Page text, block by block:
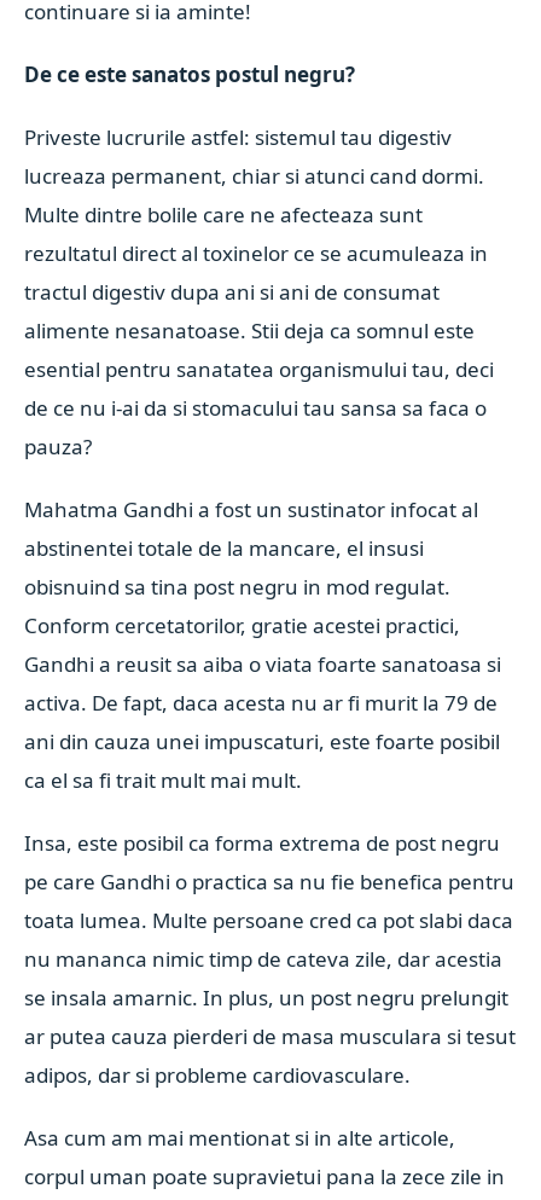
continuare si ia aminte!
De ce este sanatos postul negru?
Priveste lucrurile astfel: sistemul tau digestiv
lucreaza permanent, chiar si atunci cand dormi.
Multe dintre bolile care ne afecteaza sunt
rezultatul direct al toxinelor ce se acumuleaza in
tractul digestiv dupa ani si ani de consumat
alimente nesanatoase. Stii deja ca somnul este
esential pentru sanatatea organismului tau, deci
de ce nu i-ai da si stomacului tau sansa sa faca o
pauza?
Mahatma Gandhi a fost un sustinator infocat al
abstinentei totale de la mancare, el insusi
obisnuind sa tina post negru in mod regulat.
Conform cercetatorilor, gratie acestei practici,
Gandhi a reusit sa aiba o viata foarte sanatoasa si
activa. De fapt, daca acesta nu ar fi murit la 79 de
ani din cauza unei impuscaturi, este foarte posibil
ca el sa fi trait mult mai mult.
Insa, este posibil ca forma extrema de post negru
pe care Gandhi o practica sa nu fie benefica pentru
toata lumea. Multe persoane cred ca pot slabi daca
nu mananca nimic timp de cateva zile, dar acestia
se insala amarnic. In plus, un post negru prelungit
ar putea cauza pierderi de masa musculara si tesut
adipos, dar si probleme cardiovasculare.
Asa cum am mai mentionat si in alte articole,
corpul uman poate supravietui pana la zece zile in